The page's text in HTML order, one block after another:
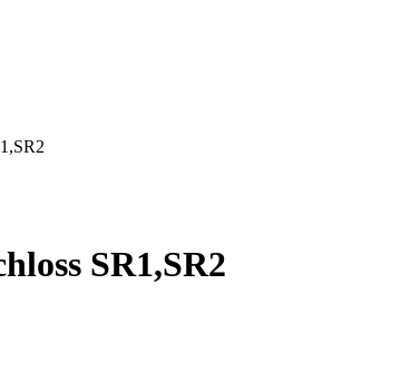
SR1,SR2